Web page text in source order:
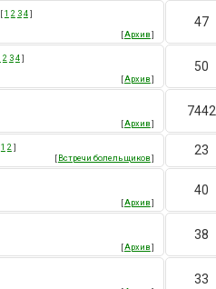
[1 2 34]
[Архив]
47
2 34]
[Архив]
50
[Архив]
7442
1 2 ]
[Встречи болельщиков]
23
[Архив]
40
[Архив]
38
33